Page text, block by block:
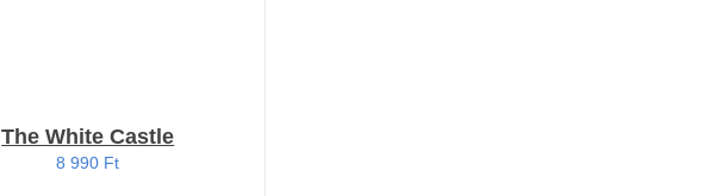
The White Castle
8 990 Ft